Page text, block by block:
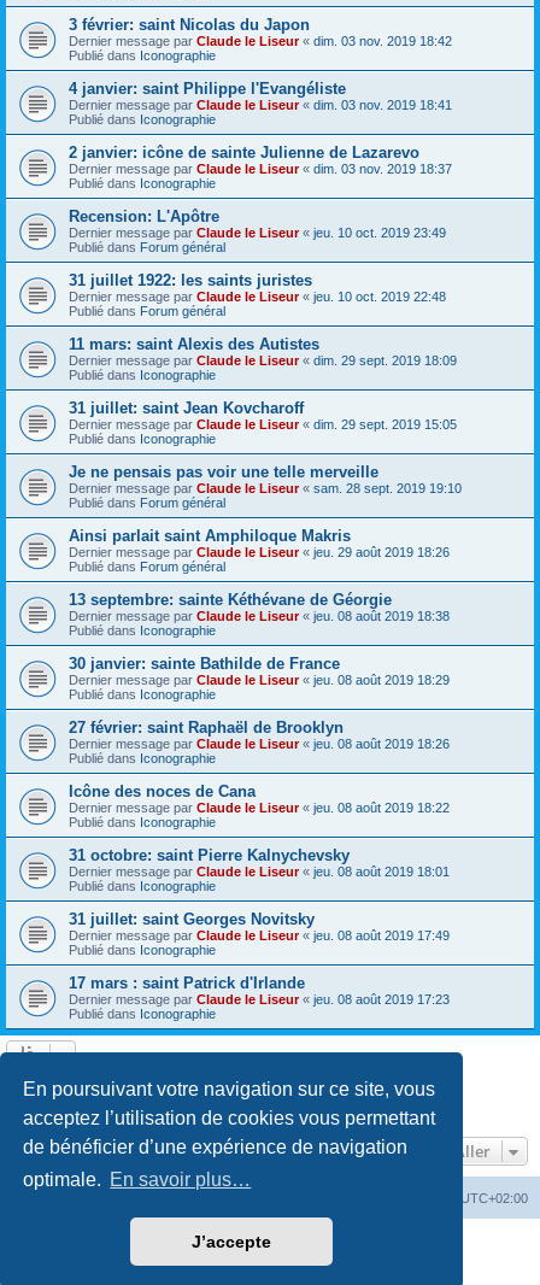
En poursuivant votre navigation sur ce site, vous
acceptez l’utilisation de cookies vous permettant
de bénéficier d’une expérience de navigation
optimale. En savoir plus…
J’accepte
3 février: saint Nicolas du Japon
Dernier message par Claude le Liseur« dim. 03 nov. 2019 18:42
Publié dans Iconographie
4 janvier: saint Philippe l'Evangéliste
Dernier message par Claude le Liseur« dim. 03 nov. 2019 18:41
Publié dans Iconographie
2 janvier: icône de sainte Julienne de Lazarevo
Dernier message par Claude le Liseur« dim. 03 nov. 2019 18:37
Publié dans Iconographie
Recension: L'Apôtre
Dernier message par Claude le Liseur« jeu. 10 oct. 2019 23:49
Publié dans Forum général
31 juillet 1922: les saints juristes
Dernier message par Claude le Liseur« jeu. 10 oct. 2019 22:48
Publié dans Forum général
11 mars: saint Alexis des Autistes
Dernier message par Claude le Liseur« dim. 29 sept. 2019 18:09
Publié dans Iconographie
31 juillet: saint Jean Kovcharoff
Dernier message par Claude le Liseur« dim. 29 sept. 2019 15:05
Publié dans Iconographie
Je ne pensais pas voir une telle merveille
Dernier message par Claude le Liseur« sam. 28 sept. 2019 19:10
Publié dans Forum général
Ainsi parlait saint Amphiloque Makris
Dernier message par Claude le Liseur« jeu. 29 août 2019 18:26
Publié dans Forum général
13 septembre: sainte Kéthévane de Géorgie
Dernier message par Claude le Liseur« jeu. 08 août 2019 18:38
Publié dans Iconographie
30 janvier: sainte Bathilde de France
Dernier message par Claude le Liseur« jeu. 08 août 2019 18:29
Publié dans Iconographie
27 février: saint Raphaël de Brooklyn
Dernier message par Claude le Liseur« jeu. 08 août 2019 18:26
Publié dans Iconographie
Icône des noces de Cana
Dernier message par Claude le Liseur« jeu. 08 août 2019 18:22
Publié dans Iconographie
31 octobre: saint Pierre Kalnychevsky
Dernier message par Claude le Liseur« jeu. 08 août 2019 18:01
Publié dans Iconographie
31 juillet: saint Georges Novitsky
Dernier message par Claude le Liseur« jeu. 08 août 2019 17:49
Publié dans Iconographie
17 mars : saint Patrick d'Irlande
Dernier message par Claude le Liseur« jeu. 08 août 2019 17:23
Publié dans Iconographie
Page1sur20
3
Aller
UTC+02:00
phpBB® Forum Software © phpBB Limited
©